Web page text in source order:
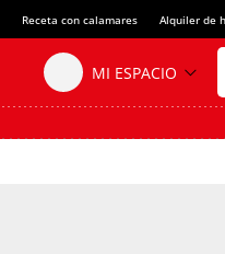
Receta con calamares Alquiler de